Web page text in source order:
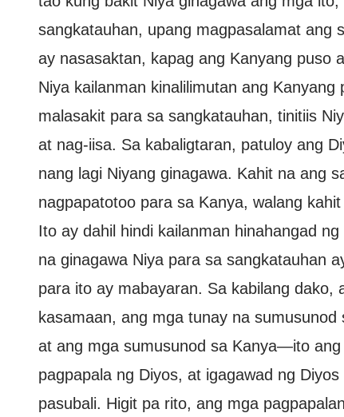
sangkatauhan, upang magpasalamat ang
ay nasasaktan, kapag ang Kanyang puso
Niya kailanman kinalilimutan ang
malasakit para sa sangkatauhan, tinitiis
at nag-iisa. Sa kabaligtaran, patuloy ang
nang lagi Niyang ginagawa. Kahit na ang
nagpapatotoo para sa Kanya, walang
Ito ay dahil hindi kailanman hinahangad
na ginagawa Niya para sa sangkatauhan
para ito ay mabayaran. Sa kabilang
kasamaan, ang mga tunay na
at ang mga sumusunod sa Kanya—ito
pagpapala ng Diyos, at igagawad ng
pasubali. Higit pa rito, ang mga